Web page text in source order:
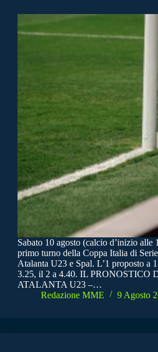
Sabato 10 agosto (calcio d’inizio alle
primo turno della Coppa Italia di
Atalanta U23 e Spal. L’1 proposto a
3.25, il 2 a 4.40. IL PRONOSTICO
ATALANTA U23 –…
Redazione MME
9 Agosto